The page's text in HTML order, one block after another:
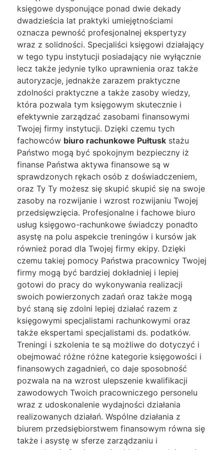
księgowe dysponujące ponad dwie dekady
dwadzieścia lat praktyki umiejętnościami
oznacza pewność profesjonalnej ekspertyzy
wraz z solidności. Specjaliści księgowi działający
w tego typu instytucji posiadający nie wyłącznie
lecz także jedynie tylko uprawnienia oraz także
autoryzacje, jednakże zarazem praktyczne
zdolności praktyczne a także zasoby wiedzy,
która pozwala tym księgowym skutecznie i
efektywnie zarządzać zasobami finansowymi
Twojej firmy instytucji. Dzięki czemu tych
fachowców biuro rachunkowe Pułtusk stażu
Państwo mogą być spokojnym bezpieczny iż
finanse Państwa aktywa finansowe są w
sprawdzonych rękach osób z doświadczeniem,
oraz Ty Ty możesz się skupić skupić się na swoje
zasoby na rozwijanie i wzrost rozwijaniu Twojej
przedsięwzięcia. Profesjonalne i fachowe biuro
usług księgowo-rachunkowe świadczy ponadto
asystę na polu aspekcie treningów i kursów jak
również porad dla Twojej firmy ekipy. Dzięki
czemu takiej pomocy Państwa pracownicy Twojej
firmy mogą być bardziej dokładniej i lepiej
gotowi do pracy do wykonywania realizacji
swoich powierzonych zadań oraz także mogą
być staną się zdolni lepiej działać razem z
księgowymi specjalistami rachunkowymi oraz
także ekspertami specjalistami ds. podatków.
Treningi i szkolenia te są możliwe do dotyczyć i
obejmować różne różne kategorie księgowości i
finansowych zagadnień, co daje sposobność
pozwala na na wzrost ulepszenie kwalifikacji
zawodowych Twoich pracowniczego personelu
wraz z udoskonalenie wydajności działania
realizowanych działań. Wspólne działania z
biurem przedsiębiorstwem finansowym równa się
także i asystę w sferze zarządzaniu i